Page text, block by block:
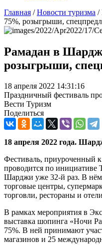
Главная /Новости туризма /
75%, розыгрыши,
Рамадан в
розыгрыши,
18 апреля 2022 14:31:16
Праздничный фестиваль
Вести Туризм
Поделиться
18 апреля 2022 года.
Фестиваль, приуроченный
проводится по
Шарджи уже 32-й раз. В
торговые центры,
торговли, рестораны и
В рамках мероприятия в
выставка шопинга «Ночи
75%. В ней принимают
магазинов и 25